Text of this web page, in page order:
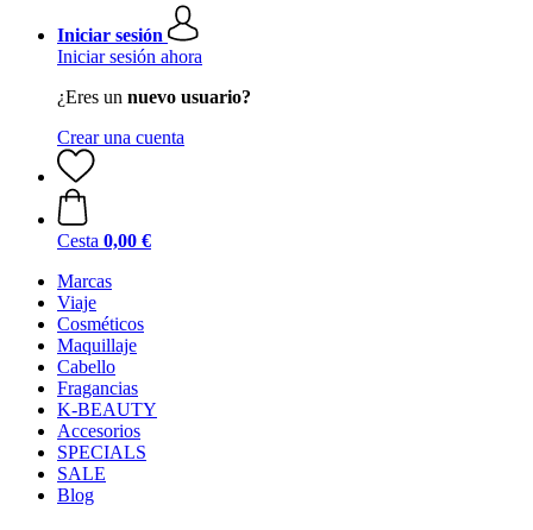
Iniciar sesión
Iniciar sesión ahora
¿Eres un nuevo usuario?
Crear una cuenta
Cesta 0,00 €
Marcas
Viaje
Cosméticos
Maquillaje
Cabello
Fragancias
K-BEAUTY
Accesorios
SPECIALS
SALE
Blog